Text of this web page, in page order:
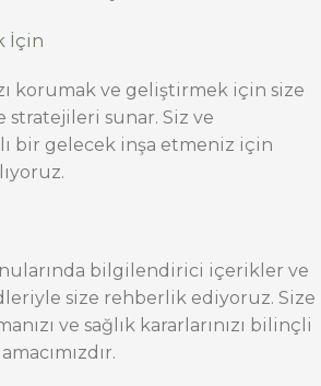
İçin
korumak ve geliştirmek için size
sunar. Siz ve
bir gelecek inşa etmeniz için
bilgilendirici içerikler ve
size rehberlik ediyoruz. Size
ve sağlık kararlarınızı bilinçli